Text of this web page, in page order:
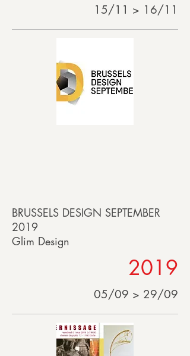
15/11 > 16/11
BRUSSELS DESIGN SEPTEMBER
2019
Glim Design
2019
05/09 > 29/09